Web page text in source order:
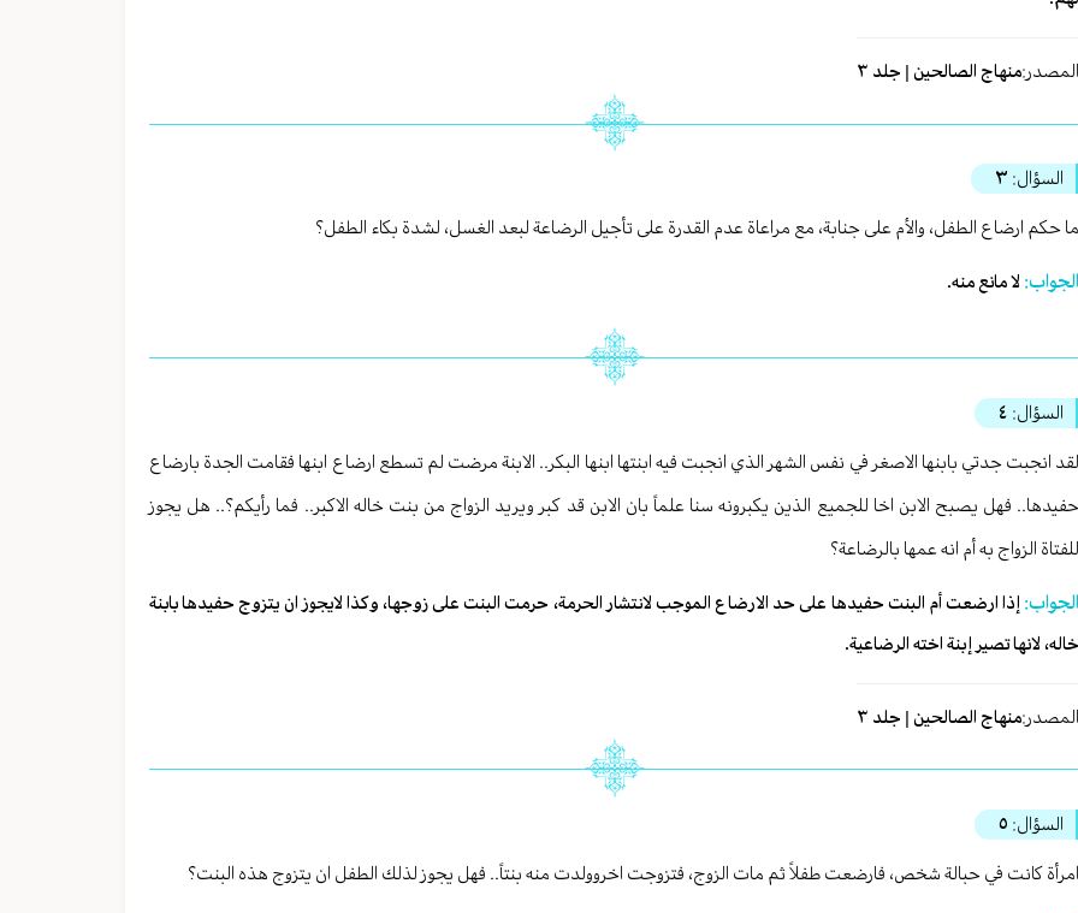
المصدر:منهاج الصالحين | جلد ٣
السؤال: ٣
ما حكم ارضاع الطفل، والأم على جنابة، مع مراعاة عدم القدرة على تأجيل الرضاعة لبعد الغسل، لشدة بكاء الطفل؟
الجواب: لا مانع منه.
السؤال: ٤
لقد انجبت جدتي بابنها الاصغر في نفس الشهر الذي انجبت فيه ابنتها ابنها البكر.. الابنة مرضت لم تسطع ارضاع ابنها فقامت الجدة بارضاع
حفيدها.. فهل يصبح الابن اخا للجميع الذين يكبرونه سنا علماً بان الابن قد كبر ويريد الزواج من بنت خاله الاكبر.. فما رأيكم؟.. هل يجوز
للفتاة الزواج به أم انه عمها بالرضاعة؟
الجواب: إذا ارضعت أم البنت حفيدها على حد الارضاع الموجب لانتشار الحرمة، حرمت البنت على زوجها، وكذا لايجوز ان يتزوج حفيدها بابنة
خاله، لانها تصير إبنة اخته الرضاعية.
المصدر:منهاج الصالحين | جلد ٣
السؤال: ٥
امرأة كانت في حبالة شخص، فارضعت طفلاً ثم مات الزوج، فتزوجت اخروولدت منه بنتاً.. فهل يجوز لذلك الطفل ان يتزوج هذه البنت؟